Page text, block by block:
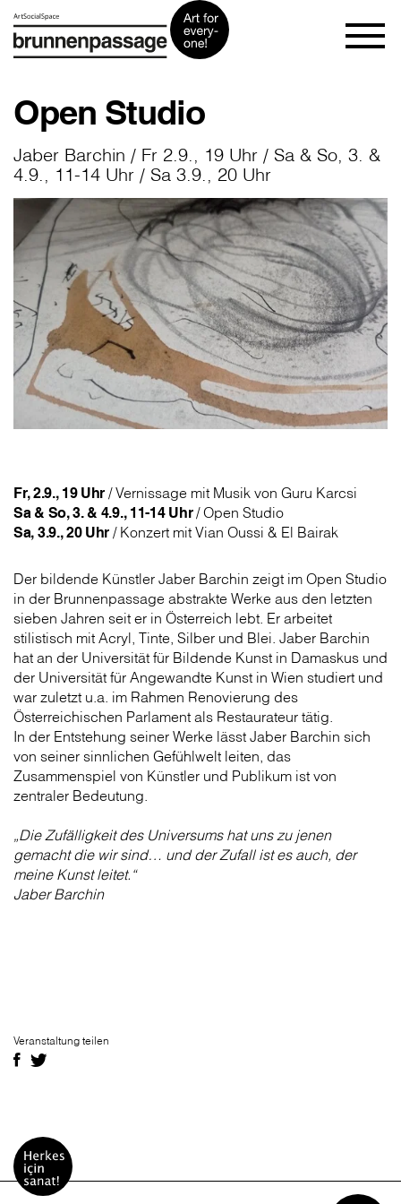
Open Studio
Jaber Barchin / Fr 2.9., 19 Uhr / Sa & So, 3. &
4.9., 11-14 Uhr / Sa 3.9., 20 Uhr
Fr, 2.9., 19 Uhr / Vernissage mit Musik von Guru Karcsi
Sa & So, 3. & 4.9., 11-14 Uhr/ Open Studio
Sa, 3.9., 20 Uhr / Konzert mit Vian Oussi & El Bairak
Der bildende Künstler Jaber Barchin zeigt im Open Studio
in der Brunnenpassage abstrakte Werke aus den letzten
sieben Jahren seit er in Österreich lebt. Er arbeitet
stilistisch mit Acryl, Tinte, Silber und Blei. Jaber Barchin
hat an der Universität für Bildende Kunst in Damaskus und
der Universität für Angewandte Kunst in Wien studiert und
war zuletzt u.a. im Rahmen Renovierung des
Österreichischen Parlament als Restaurateur tätig.
In der Entstehung seiner Werke lässt Jaber Barchin sich
von seiner sinnlichen Gefühlwelt leiten, das
Zusammenspiel von Künstler und Publikum ist von
zentraler Bedeutung.
„Die Zufälligkeit des Universums hat uns zu jenen
gemacht die wir sind… und der Zufall ist es auch, der
meine Kunst leitet.“
Jaber Barchin
Veranstaltung teilen